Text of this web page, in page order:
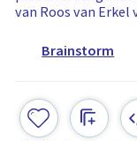
van Roos van Erkel
Brainstorm